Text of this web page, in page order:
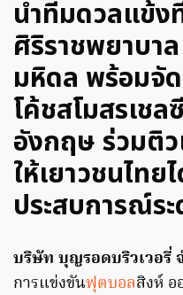
นำทีมดวลแข้
ศิริราชพยาบา
มหิดล พร้อมจั
โค้ชสโมสรเชล
อังกฤษ ร่วมติ
ให้เยาวชนไทย
ประสบการณ์ร
บริษัท บุญรอดบริวเวอรี่
การแข่งขันฟุตบอลสิงห์ อ